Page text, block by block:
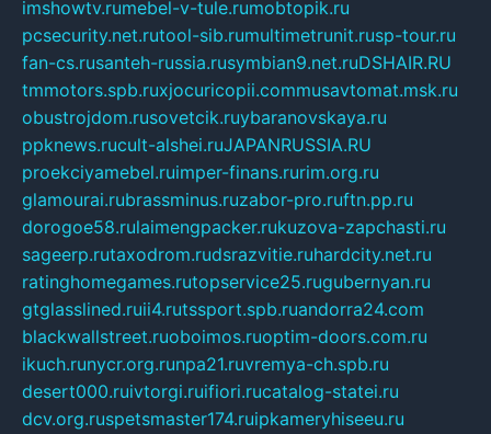
imshowtv.rumebel-v-tule.rumobtopik.ru
pcsecurity.net.rutool-sib.rumultimetrunit.rusp-tour.ru
fan-cs.rusanteh-russia.rusymbian9.net.ruDSHAIR.RU
tmmotors.spb.ruxjocuricopii.commusavtomat.msk.ru
obustrojdom.rusovetcik.ruybaranovskaya.ru
ppknews.rucult-alshei.ruJAPANRUSSIA.RU
proekciyamebel.ruimper-finans.rurim.org.ru
glamourai.rubrassminus.ruzabor-pro.ruftn.pp.ru
dorogoe58.rulaimengpacker.rukuzova-zapchasti.ru
sageerp.rutaxodrom.rudsrazvitie.ruhardcity.net.ru
ratinghomegames.rutopservice25.rugubernyan.ru
gtglasslined.ruii4.rutssport.spb.ruandorra24.com
blackwallstreet.ruoboimos.ruoptim-doors.com.ru
ikuch.runycr.org.runpa21.ruvremya-ch.spb.ru
desert000.ruivtorgi.ruifiori.rucatalog-statei.ru
dcv.org.ruspetsmaster174.ruipkameryhiseeu.ru